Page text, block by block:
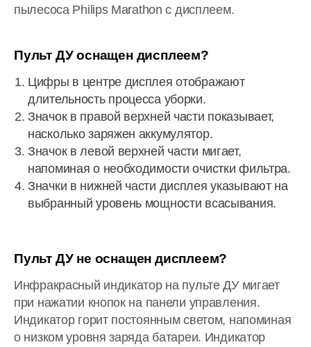
пылесоса Philips Marathon с дисплеем.
Пульт ДУ оснащен дисплеем?
Цифры в центре дисплея отображают
длительность процесса уборки.
Значок в правой верхней части показывает,
насколько заряжен аккумулятор.
Значок в левой верхней части мигает,
напоминая о необходимости очистки фильтра.
Значки в нижней части дисплея указывают на
выбранный уровень мощности всасывания.
Пульт ДУ не оснащен дисплеем?
Инфракрасный индикатор на пульте ДУ мигает
при нажатии кнопок на панели управления.
Индикатор горит постоянным светом, напоминая
о низком уровня заряда батареи. Индикатор